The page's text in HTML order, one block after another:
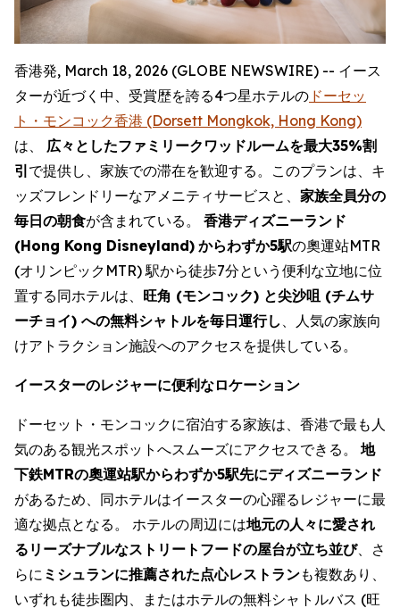
香港発, March 18, 2026 (GLOBE NEWSWIRE) -- イース
ターが近づく中、受賞歴を誇る4つ星ホテルの ドーセッ
ト・モンコック香港 (Dorsett Mongkok, Hong Kong)
は、 広々としたファミリークワッドルームを最大35%割
引 で提供し、家族での滞在を歓迎する。このプランは、キ
ッズフレンドリーなアメニティサービスと、 家族全員分の
毎日の朝食が含まれている。 香港ディズニーランド
(Hong Kong Disneyland) からわずか5駅の奧運站MTR
(オリンピックMTR) 駅から徒歩7分という便利な立地に位
置する同ホテルは、 旺角 (モンコック) と尖沙咀 (チムサ
ーチョイ) への無料シャトルを毎日運行し 、人気の家族向
けアトラクション施設へのアクセスを提供している。
イースターのレジャーに便利なロケーション
ドーセット・モンコックに宿泊する家族は、香港で最も人
気のある観光スポットへスムーズにアクセスできる。 地
下鉄MTRの奧運站駅からわずか5駅先にディズニーランド
があるため、同ホテルはイースターの心躍るレジャーに最
適な拠点となる。 ホテルの周辺には地元の人々に愛され
るリーズナブルなストリートフードの屋台が立ち並び、さ
らに ミシュランに推薦された点心レストランも複数あり、
いずれも徒歩圏内、またはホテルの無料シャトルバス (旺